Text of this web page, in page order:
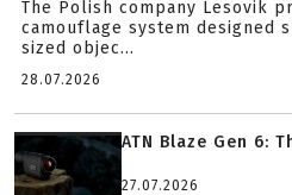
The Polish company Lesovik
camouflage system designed
sized objec...
28.07.2026
ATN Blaze Gen 6:
27.07.2026